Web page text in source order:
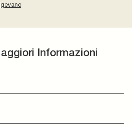
Informazioni